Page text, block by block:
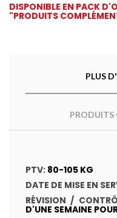
DISPONIBLE EN PACK
"PRODUITS
PLUS
PRODUITS
PTV: 80-105 KG
DATE DE MISE EN
RÉVISION /
D'UNE SEMAINE